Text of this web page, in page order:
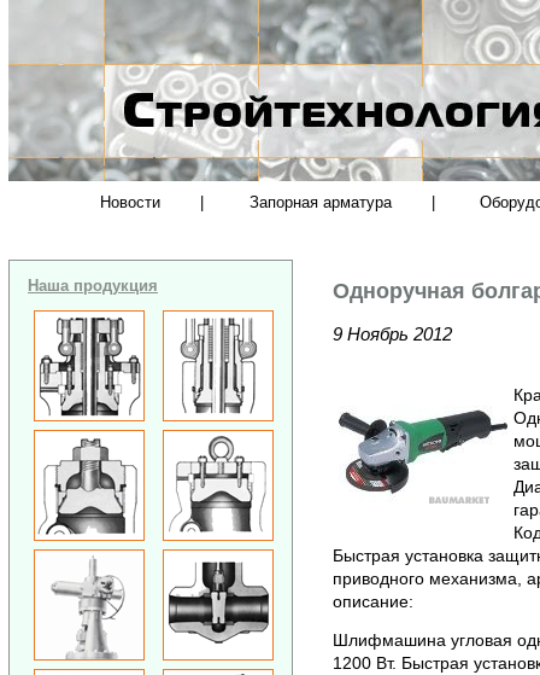
Новости Запорная арматура
Наша продукция Одноручная
9 Ноябрь 2012
Быстрая установка
приводного механизма,
описание:
Шлифмашина угловая
1200 Вт. Быстрая